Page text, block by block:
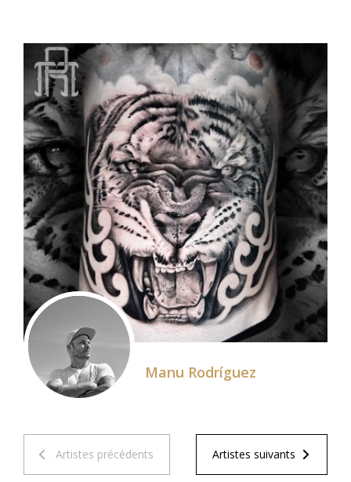
Manu Rodríguez
Artistes précédents Artistes suivants